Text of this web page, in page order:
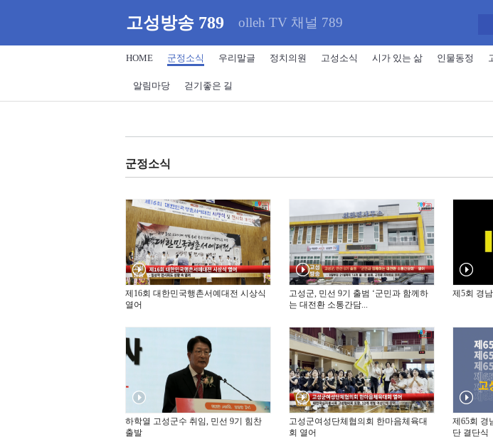
고성방송 789 olleh TV 채널 789
HOME 군정소식 우리말글 정치의원 고성소식 시가 있는 삶 인물동정
알림마당 걷기좋은 길
군정소식
제16회 대한민국행촌서예대전 시상식
열어
고성군, 민선 9기 출범 ‘군민과 함께하
는 대전환 소통간담...
제5회 경
하학열 고성군수 취임, 민선 9기 힘찬
출발
고성군여성단체협의회 한마음체육대
회 열어
제65회 경
단 결단식